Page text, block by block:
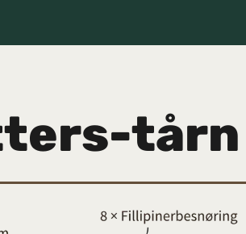
tårn